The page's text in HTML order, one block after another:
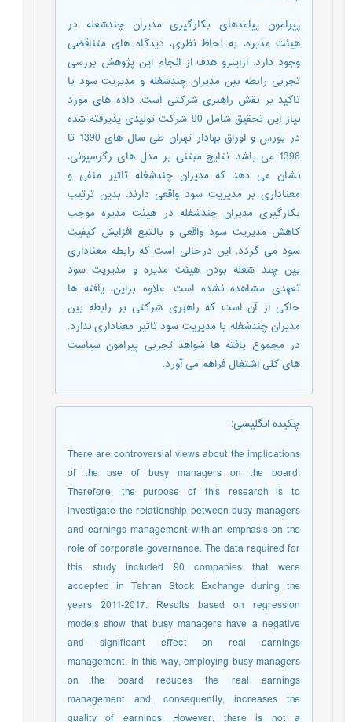
پیرامون پیامدهای بکارگیری مدیران چندشغله در
هیئت مدیره، به لحاظ نظری، دیدگاه های متناقضی
وجود دارد. ازاینرو هدف از انجام این پژوهش بررسی
تجربی رابطه بین مدیران چندشغله و مدیریت سود با
تاکید بر نقش راهبری شرکتی است. داده های مورد
نیاز این تحقیق شامل 90 شرکت تولیدی پذیرفته شده
در بورس و اوراق بهادار تهران طی سال های 1390 تا
1396 می باشد. نتایج مبتنی بر مدل های رگرسیونی،
نشان می دهد که مدیران چندشغله تاثیر منفی و
معناداری بر مدیریت سود واقعی دارند. بدین ترتیب
بکارگیری مدیران چندشغله در هیئت مدیره موجب
کاهش مدیریت سود واقعی و بالتبع افزایش کیفیت
سود می گردد. این درحالی است که رابطه معناداری
بین چند شغله بودن هیئت مدیره و مدیریت سود
تعهدی مشاهده نشده است. علاوه براین، یافته ها
حاکی از آن است که راهبری شرکتی بر رابطه بین
مدیران چندشغله با مدیریت سود تاثیر معناداری ندارد.
در مجموع یافته ها شواهد تجربی پیرامون سیاست
های کلی اشتغال فراهم می آورد.
چکیده انگلیسی:
There are controversial views about the implications
of the use of busy managers on the board.
Therefore, the purpose of this research is to
investigate the relationship between busy managers
and earnings management with an emphasis on the
role of corporate governance. The data required for
this study included 90 companies that were
accepted in Tehran Stock Exchange during the
years 2011-2017. Results based on regression
models show that busy managers have a negative
and significant effect on real earnings
management. In this way, employing busy managers
on the board reduces the real earnings
management and, consequently, increases the